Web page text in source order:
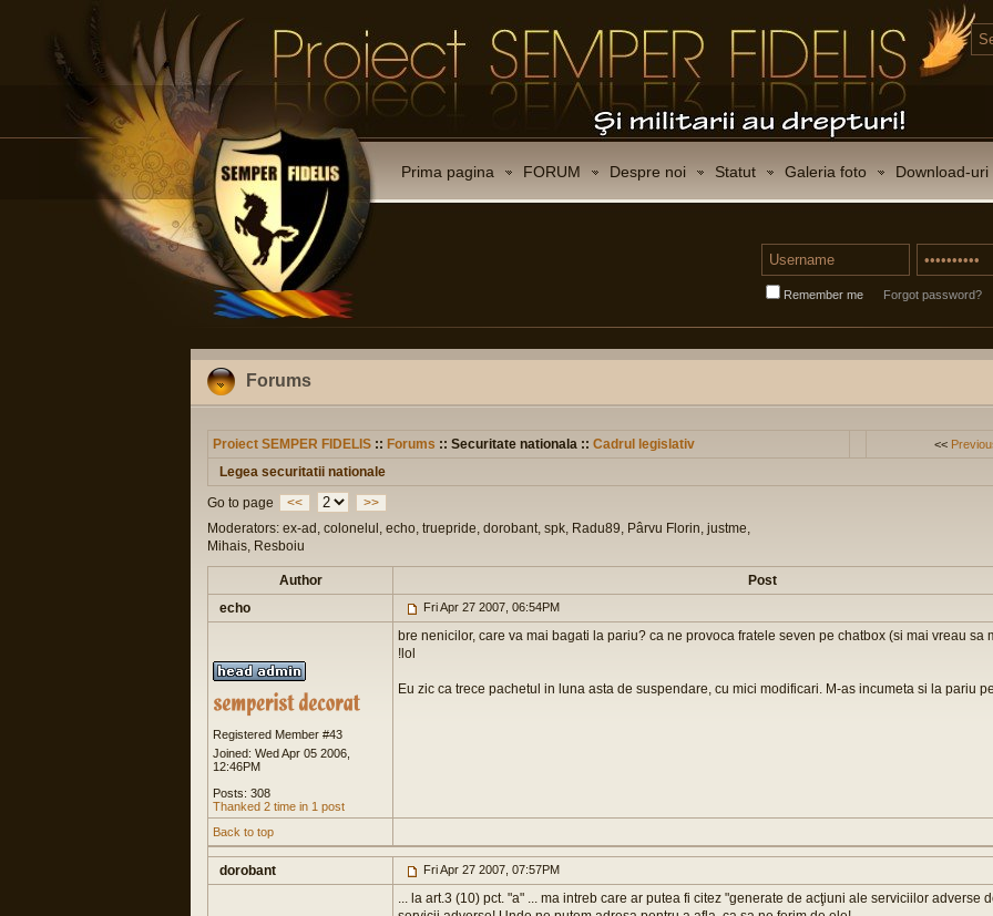
Prima pagina FORUM Despre noi Statut Galeria foto Download-uri
Remember me Forgot password?
Forums
Proiect SEMPER FIDELIS :: Forums :: Securitate nationala :: Cadrul legislativ <<
Legea securitatii nationale
Go to page
<<
>>
Moderators: ex-ad, colonelul, echo, truepride, dorobant, spk, Radu89, Pârvu Florin, justme,
Mihais, Resboiu
Author
Post
echo
Fri Apr 27 2007, 06:54PM
Registered Member #43
Joined: Wed Apr 05 2006,
12:46PM
Posts: 308
Thanked 2 time in 1 post
bre nenicilor, care va mai bagati la pariu? ca ne provoca fratele seven pe chatbox (si mai vreau sa
!lol
Eu zic ca trece pachetul in luna asta de suspendare, cu mici modificari. M-as incumeta si la pariu
Back to top
dorobant Fri Apr 27 2007, 07:57PM
... la art.3 (10) pct. "a" ... ma intreb care ar putea fi citez "generate de acţiuni ale serviciilor adverse